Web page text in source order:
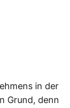
in der
Grund, denn